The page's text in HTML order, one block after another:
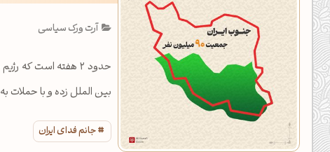
کدهای رنگ
رنگ مکمل
تمام ابزارها
آرت ورک سیاسی
حدود 2 هفته است که
بین الملل زده و با حملات
جانم فدای ایران